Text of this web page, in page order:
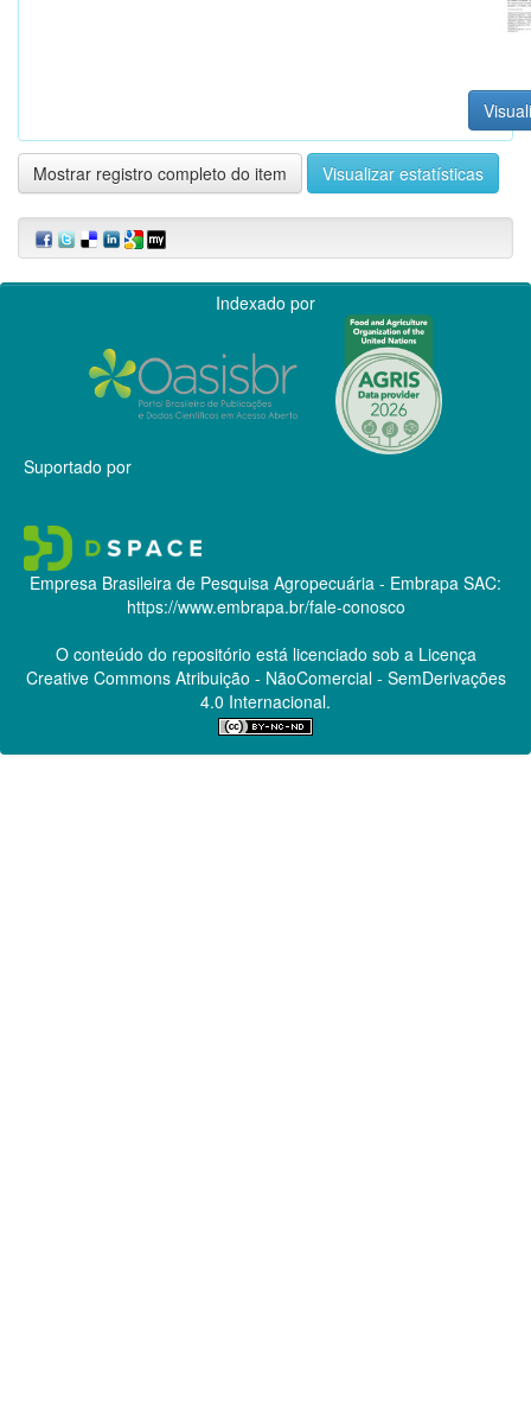
Mostrar registro completo do item Visualizar estatísticas
Indexado por
Suportado por
Empresa Brasileira de Pesquisa Agropecuária - Embrapa SAC:
https://www.embrapa.br/fale-conosco
O conteúdo do repositório está licenciado sob a Licença
Creative CommonsAtribuição - NãoComercial - SemDerivações
4.0 Internacional.